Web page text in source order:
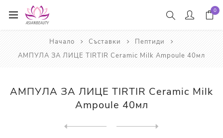
0
Начало Съставки
Пептиди
АМПУЛА ЗА ЛИЦЕ TIRTIR Ceramic Milk Ampoule 40мл
АМПУЛА ЗА ЛИЦЕ TIRTIR Ceramic Milk
Ampoule 40мл